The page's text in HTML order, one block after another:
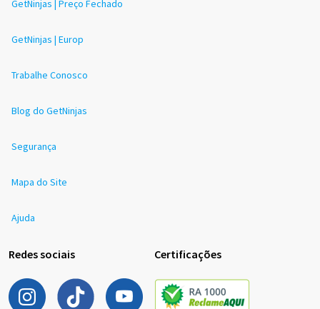
GetNinjas | Preço Fechado
GetNinjas | Europ
Trabalhe Conosco
Blog do GetNinjas
Segurança
Mapa do Site
Ajuda
Redes sociais Certificações